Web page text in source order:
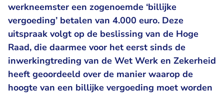
werkneemster een zogenoemde ‘billijke
vergoeding’ betalen van 4.000 euro. Deze
uitspraak volgt op de beslissing van de Hoge
Raad, die daarmee voor het eerst sinds de
inwerkingtreding van de Wet Werk en Zekerheid
heeft geoordeeld over de manier waarop de
hoogte van een billijke vergoeding moet worden